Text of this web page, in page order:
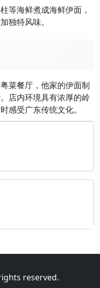
等海鲜煮成海鲜伊面，
独特风味。
菜餐厅，他家的伊面制
店内环境具有浓厚的岭
感受广东传统文化。
reserved.